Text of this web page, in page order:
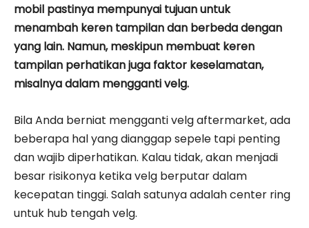
mobil pastinya mempunyai tujuan untuk
menambah keren tampilan dan berbeda dengan
yang lain. Namun, meskipun membuat keren
tampilan perhatikan juga faktor keselamatan,
misalnya dalam mengganti velg.
Bila Anda berniat mengganti velg aftermarket, ada
beberapa hal yang dianggap sepele tapi penting
dan wajib diperhatikan. Kalau tidak, akan menjadi
besar risikonya ketika velg berputar dalam
kecepatan tinggi. Salah satunya adalah center ring
untuk hub tengah velg.